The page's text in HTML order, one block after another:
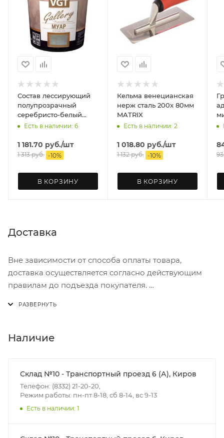
Состав лессирующий
полупрозрачный
серебристо-белый
0,9кг МУАР ВГТ Gallery
Есть в наличии: 6
1 181.70 руб./шт
1 313руб. -10%
В КОРЗИНУ
Кельма венецианская
нерж сталь 200х 80мм
MATRIX
Есть в наличии: 2
1 018.80 руб./шт
1 132руб. -10%
В КОРЗИНУ
мини
Доставка
Вне зависимости от способа оплаты товара,
доставка осуществляется согласно действующим
правилам до подъезда покупателя.
В субботу с 8:00 до 15:00
- зоны доставки;
- веса и габаритов товаров в заказе;
- количества торговых точек для погрузки товаров.
(перекрестки улиц):
Наличие
Склад №10 - Транспортный проезд 6 (А), Киров
Телефон: (8332) 21-20-20,
Режим работы: пн-пт 8-18, сб 8-14, вс 9-13
Есть в наличии: 1